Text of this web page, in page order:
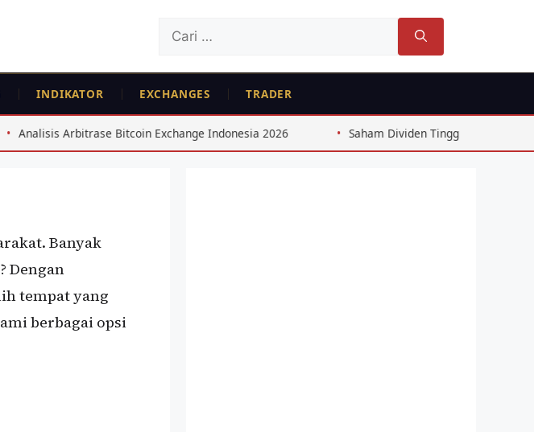
Cari
INDIKATOR EXCHANGES TRADER
Bitcoin Exchange Indonesia 2026 Saham Dividen Tinggi Indonesia: Strategi 8%+ dari
Banyak
Dengan
tempat yang
berbagai opsi